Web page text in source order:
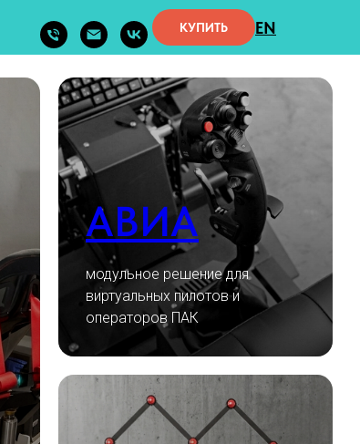
КУПИТЬ EN
АВИА
модульное решение для
виртуальных пилотов и
операторов ПАК